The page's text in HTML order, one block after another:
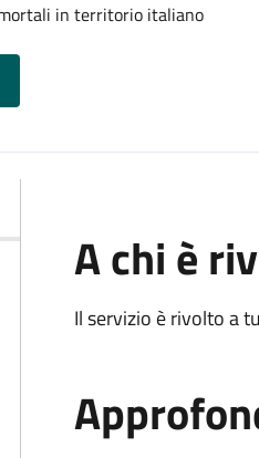
in territorio italiano
A chi è
Il servizio è rivolto a